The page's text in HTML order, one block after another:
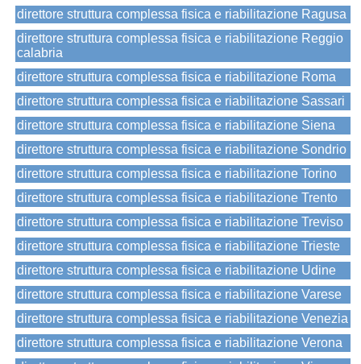
direttore struttura complessa fisica e riabilitazione Ragusa
direttore struttura complessa fisica e riabilitazione Reggio
calabria
direttore struttura complessa fisica e riabilitazione Roma
direttore struttura complessa fisica e riabilitazione Sassari
direttore struttura complessa fisica e riabilitazione Siena
direttore struttura complessa fisica e riabilitazione Sondrio
direttore struttura complessa fisica e riabilitazione Torino
direttore struttura complessa fisica e riabilitazione Trento
direttore struttura complessa fisica e riabilitazione Treviso
direttore struttura complessa fisica e riabilitazione Trieste
direttore struttura complessa fisica e riabilitazione Udine
direttore struttura complessa fisica e riabilitazione Varese
direttore struttura complessa fisica e riabilitazione Venezia
direttore struttura complessa fisica e riabilitazione Verona